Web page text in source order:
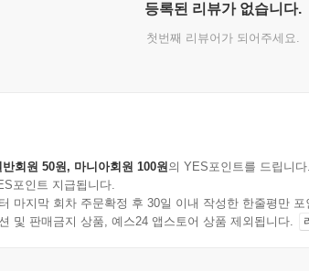
등록된 리뷰가 없습니다.
첫번째 리뷰어가 되어주세요.
반회원 50원, 마니아회원 100원의 YES포인트를 드립니다.
포인트 지급됩니다.
마지막 회차 주문확정 후 30일 이내 작성한 한줄평만
및 판매금지 상품, 예스24 앱스토어 상품 제외됩니다.